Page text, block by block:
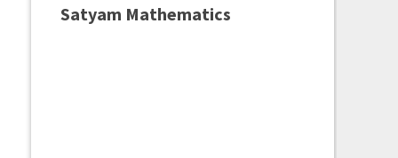
Satyam Mathematics